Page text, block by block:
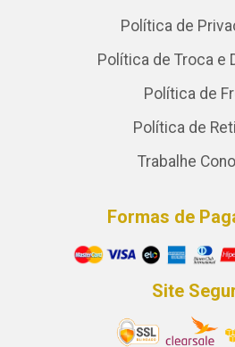
Política de
Política de Troca e
Política de
Política de
Trabalhe
Formas de
Site